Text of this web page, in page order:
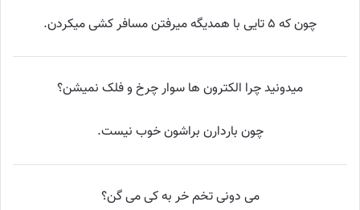
چون که ۵ تایی با همدیگه میرفتن مسافر کشی میکردن.
میدونید چرا الکترون ها سوار چرخ و فلک نمیشن؟
چون باردارن براشون خوب نیست.
می دونی تخم خر به کی می گن؟